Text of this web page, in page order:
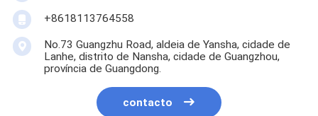
+8618113764558
No.73 Guangzhu Road, aldeia de Yansha, cidade de
Lanhe, distrito de Nansha, cidade de Guangzhou,
província de Guangdong.
contacto